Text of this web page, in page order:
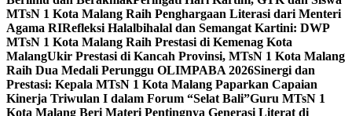
MTsN 1 Kota Malang Raih Penghargaan Literasi dari Menteri
Agama RIRefleksi Halalbihalal dan Semangat Kartini: DWP
MTsN 1 Kota Malang Raih Prestasi di Kemenag Kota
MalangUkir Prestasi di Kancah Provinsi, MTsN 1 Kota Malang
Raih Dua Medali Perunggu OLIMPABA 2026Sinergi dan
Prestasi: Kepala MTsN 1 Kota Malang Paparkan Capaian
Kinerja Triwulan I dalam Forum “Selat Bali”Guru MTsN 1
Kota Malang Beri Materi Pentingnya Generasi Literat di